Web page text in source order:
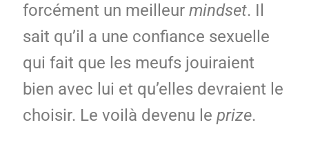
forcément un meilleur mindset. Il
sait qu’il a une confiance sexuelle
qui fait que les meufs jouiraient
bien avec lui et qu’elles devraient le
choisir. Le voilà devenu le prize.